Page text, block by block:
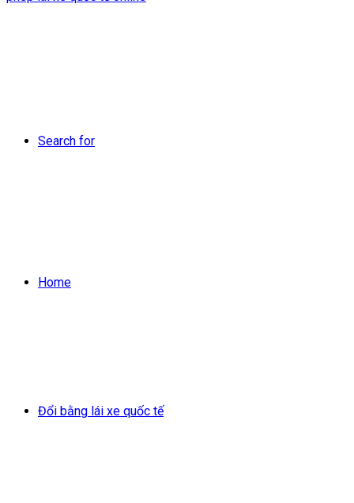
Search for
Home
Đổi bằng lái xe quốc tế